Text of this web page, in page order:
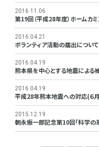
2016.11.06
第19回（平成28年度）ホームカ
2016.04.21
ボランティア活動の届出について
2016.04.19
熊本県を中心とする地震による
2016.04.19
平成28年熊本地震への対応(６
2015.12.19
朝永振一郎記念第10回「科学の